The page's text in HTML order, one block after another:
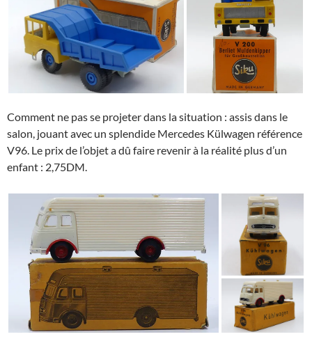
Comment ne pas se projeter dans la situation : assis dans le
salon, jouant avec un splendide Mercedes Külwagen référence
V96. Le prix de l’objet a dû faire revenir à la réalité plus d’un
enfant : 2,75DM.